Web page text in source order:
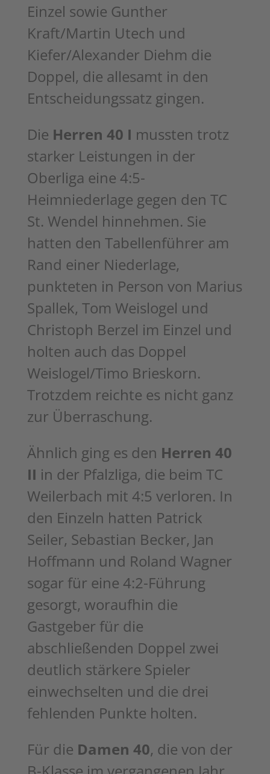
Einzel sowie Gunther
Kraft/Martin Utech und
Kiefer/Alexander Diehm die
Doppel, die allesamt in den
Entscheidungssatz gingen.
Die Herren 40 I mussten trotz
starker Leistungen in der
Oberliga eine 4:5-
Heimniederlage gegen den TC
St. Wendel hinnehmen. Sie
hatten den Tabellenführer am
Rand einer Niederlage,
punkteten in Person von Marius
Spallek, Tom Weislogel und
Christoph Berzel im Einzel und
holten auch das Doppel
Weislogel/Timo Brieskorn.
Trotzdem reichte es nicht ganz
zur Überraschung.
Ähnlich ging es den Herren 40
II in der Pfalzliga, die beim TC
Weilerbach mit 4:5 verloren. In
den Einzeln hatten Patrick
Seiler, Sebastian Becker, Jan
Hoffmann und Roland Wagner
sogar für eine 4:2-Führung
gesorgt, woraufhin die
Gastgeber für die
abschließenden Doppel zwei
deutlich stärkere Spieler
einwechselten und die drei
fehlenden Punkte holten.
Für die Damen 40, die von der